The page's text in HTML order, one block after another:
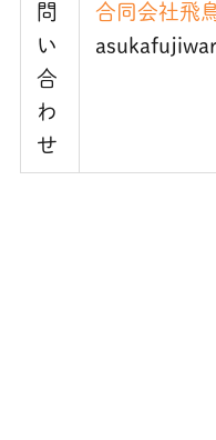
問
い
合
わ
せ
合同会社飛